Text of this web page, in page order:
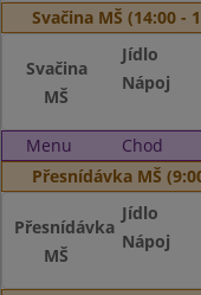
Svačina MŠ (14:00 -
Svačina
MŠ
Jídlo
Nápoj
Menu Chod
Přesnídávka MŠ
Přesnídávka
MŠ
Jídlo
Nápoj